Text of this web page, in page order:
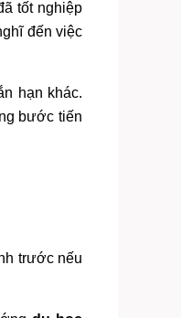
tốt nghiệp
đến việc
hạn khác.
bước tiến
trước nếu